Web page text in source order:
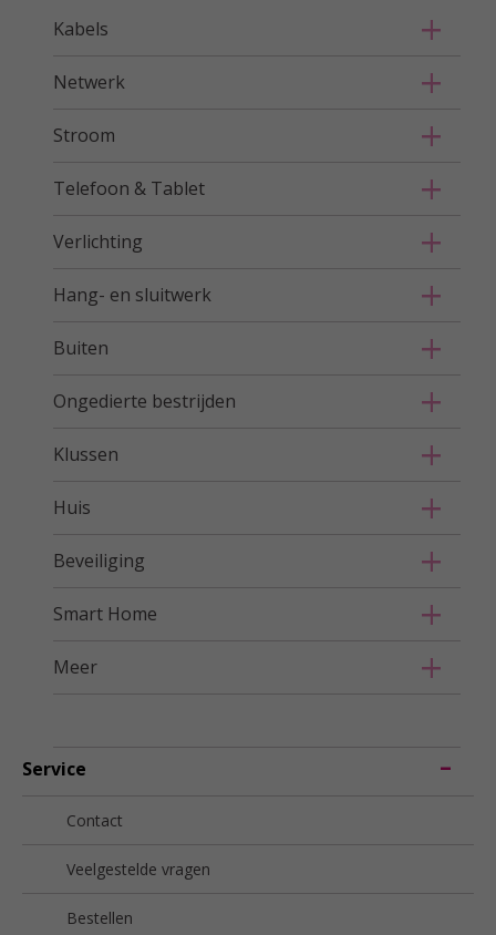
Kabels
Netwerk
Stroom
Telefoon & Tablet
Verlichting
Hang- en sluitwerk
Buiten
Ongedierte bestrijden
Klussen
Huis
Beveiliging
Smart Home
Meer
Service
Contact
Veelgestelde vragen
Bestellen